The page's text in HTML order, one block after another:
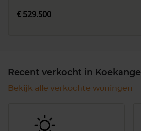
€ 529.500
Recent verkocht in Koekange
Bekijk alle verkochte woningen